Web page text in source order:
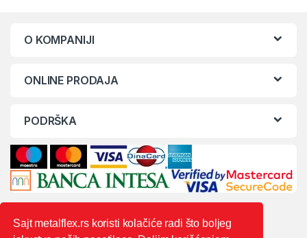
O KOMPANIJI
ONLINE PRODAJA
PODRŠKA
Sajt metalflex.rs koristi kolačiće radi što boljeg